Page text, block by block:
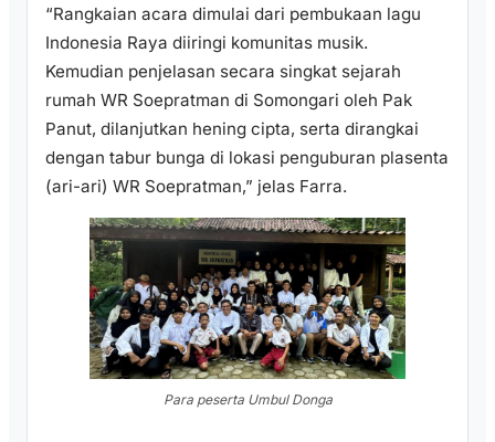
“Rangkaian acara dimulai dari pembukaan lagu
Indonesia Raya diiringi komunitas musik.
Kemudian penjelasan secara singkat sejarah
rumah WR Soepratman di Somongari oleh Pak
Panut, dilanjutkan hening cipta, serta dirangkai
dengan tabur bunga di lokasi penguburan plasenta
(ari-ari) WR Soepratman,” jelas Farra.
Para peserta Umbul Donga